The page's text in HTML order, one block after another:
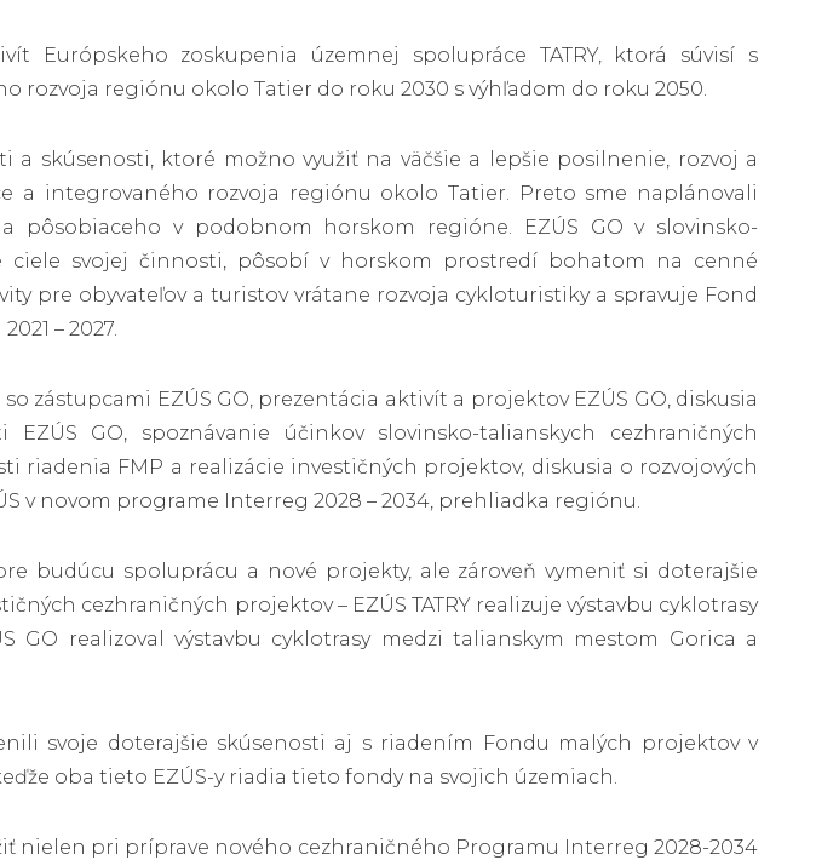
Európskeho zoskupenia územnej spolupráce TATRY, ktorá súvisí s
rozvoja regiónu okolo Tatier do roku 2030 s výhľadom do roku 2050.
a skúsenosti, ktoré možno využiť na väčšie a lepšie posilnenie, rozvoj a
a integrovaného rozvoja regiónu okolo Tatier. Preto sme naplánovali
pôsobiaceho v podobnom horskom regióne. EZÚS GO v slovinsko-
svojej činnosti, pôsobí v horskom prostredí bohatom na cenné
pre obyvateľov a turistov vrátane rozvoja cykloturistiky a spravuje Fond
– 2027.
zástupcami EZÚS GO, prezentácia aktivít a projektov EZÚS GO, diskusia
GO, spoznávanie účinkov slovinsko-talianskych cezhraničných
riadenia FMP a realizácie investičných projektov, diskusia o rozvojových
v novom programe Interreg 2028 – 2034, prehliadka regiónu.
budúcu spoluprácu a nové projekty, ale zároveň vymeniť si doterajšie
cezhraničných projektov – EZÚS TATRY realizuje výstavbu cyklotrasy
GO realizoval výstavbu cyklotrasy medzi talianskym mestom Gorica a
svoje doterajšie skúsenosti aj s riadením Fondu malých projektov v
oba tieto EZÚS-y riadia tieto fondy na svojich územiach.
nielen pri príprave nového cezhraničného Programu Interreg 2028-2034